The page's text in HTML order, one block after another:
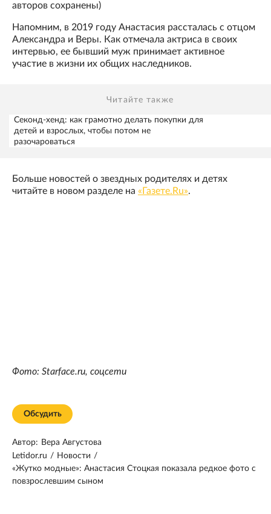
авторов сохранены)
Напомним, в 2019 году Анастасия рассталась с отцом
Александра и Веры. Как отмечала актриса в своих
интервью, ее бывший муж принимает активное
участие в жизни их общих наследников.
Читайте также
Секонд-хенд: как грамотно делать покупки для
детей и взрослых, чтобы потом не
разочароваться
Больше новостей о звездных родителях и детях
читайте в новом разделе на «Газете.Ru».
Фото: Starface.ru, соцсети
Обсудить
Автор: Вера Августова
Letidor.ru / Новости /
«Жутко модные»: Анастасия Стоцкая показала редкое фото с
повзрослевшим сыном